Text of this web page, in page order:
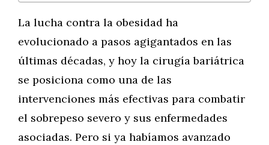
La lucha contra la obesidad ha
evolucionado a pasos agigantados en las
últimas décadas, y hoy la cirugía bariátrica
se posiciona como una de las
intervenciones más efectivas para combatir
el sobrepeso severo y sus enfermedades
asociadas. Pero si ya habíamos avanzado